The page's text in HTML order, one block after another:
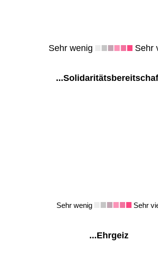
Sehr wenig Sehr
Sehr wenig Sehr
...Ehrgeiz